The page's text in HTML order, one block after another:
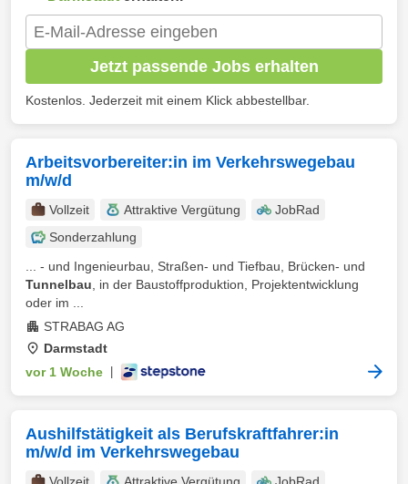
Jetzt passende Jobs erhalten
Kostenlos. Jederzeit mit einem Klick abbestellbar.
Arbeitsvorbereiter:in im Verkehrswegebau
m/w/d
Vollzeit Attraktive Vergütung
JobRad
Sonderzahlung
... - und Ingenieurbau, Straßen- und Tiefbau, Brücken- und
Tunnelbau , in der Baustoffproduktion, Projektentwicklung
oder im ...
STRABAG AG
Darmstadt
vor 1 Woche
Aushilfstätigkeit als Berufskraftfahrer:in
m/w/d im Verkehrswegebau